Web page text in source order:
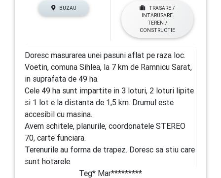
BUZAU
TRASARE /
INTARUSARE
TEREN /
CONSTRUCTIE
Doresc masurarea unei pasuni aflat pe raza loc.
Voetin, comuna Sihlea, la 7 km de Ramnicu Sarat,
in suprafata de 49 ha.
Cele 49 ha sunt impartite in 3 loturi, 2 loturi lipite
si 1 lot e la distanta de 1,5 km. Drumul este
accesibil cu masina.
Avem schitele, planurile, coordonatele STEREO
70, carte funciara.
Terenurile au forma de trapez. Doresc sa stiu care
sunt hotarele.
Teg* Mar*********